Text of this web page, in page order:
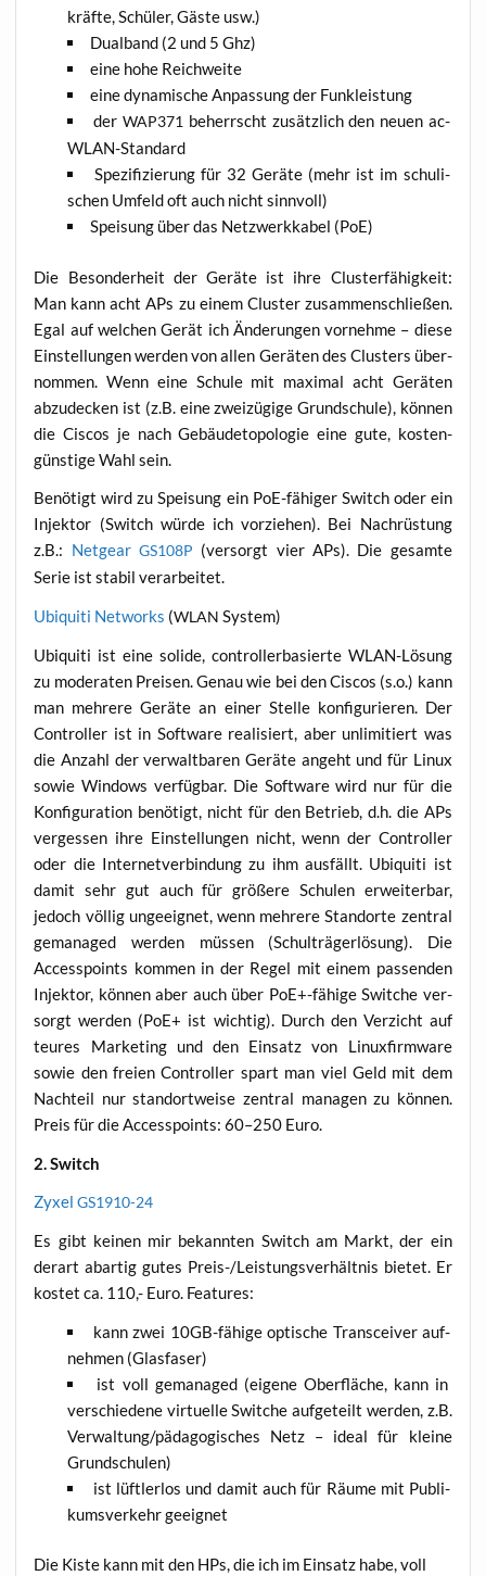
kräf­te, Schü­ler, Gäs­te usw.)
Dual­band (2 und 5 Ghz)
eine hohe Reichweite
eine dyna­mi­sche Anpas­sung der Funkleistung
derWAP371 beherrscht zusätz­lich den neu­en ac-
WLAN-Standard
Spe­zi­fi­zie­rung für 32 Gerä­te (mehr ist im schu­li­
schen Umfeld oft auch nicht sinnvoll)
Spei­sung über das Netz­werk­ka­bel (PoE)
Die Beson­der­heit der Gerä­te ist ihre Clust­er­fä­hig­keit:
Man kann acht APs zu einem Clus­ter zusam­men­schlie­ßen.
Egal auf wel­chen Gerät ich Ände­run­gen vor­neh­me – die­se
Ein­stel­lun­gen wer­den von allen Gerä­ten des Clus­ters über­
nom­men. Wenn eine Schu­le mit maxi­mal acht Gerä­ten
abzu­de­cken ist (z.B. eine zwei­zü­gi­ge Grund­schu­le), kön­nen
die Cis­cos je nach Gebäu­de­to­po­lo­gie eine gute, kos­ten­
güns­ti­ge Wahl sein.
Benö­tigt wird zu Spei­sung ein PoE-fähi­ger Switch oder ein
Injek­tor (Switch wür­de ich vor­zie­hen). Bei Nach­rüs­tung
z.B.: Net­gearGS108P (ver­sorgt vier APs). Die gesam­te
Serie ist sta­bil verarbeitet.
Ubi­qui­ti Net­works (WLAN System)
Ubi­qui­ti ist eine soli­de, con­trol­ler­ba­sier­te WLAN-Lösung
zu mode­ra­ten Prei­sen. Genau wie bei den Cis­cos (s.o.) kann
man meh­re­re Gerä­te an einer Stel­le kon­fi­gu­rie­ren. Der
Con­trol­ler ist in Soft­ware rea­li­siert, aber unli­mi­tiert was
die Anzahl der ver­walt­ba­ren Gerä­te angeht und für Linux
sowie Win­dows ver­füg­bar. Die Soft­ware wird nur für die
Kon­fi­gu­ra­ti­on benö­tigt, nicht für den Betrieb, d.h. die APs
ver­ges­sen ihre Ein­stel­lun­gen nicht, wenn der Con­trol­ler
oder die Inter­net­ver­bin­dung zu ihm aus­fällt. Ubi­qui­ti ist
damit sehr gut auch für grö­ße­re Schu­len erwei­ter­bar,
jedoch völ­lig unge­eig­net, wenn meh­re­re Stand­or­te zen­tral
gema­na­ged wer­den müs­sen (Schul­trä­ger­lö­sung). Die
Acces­s­points kom­men in der Regel mit einem pas­sen­den
Injek­tor, kön­nen aber auch über PoE+-fähige Swit­che ver­
sorgt wer­den (PoE+ ist wich­tig). Durch den Ver­zicht auf
teu­res Mar­ke­ting und den Ein­satz von Linux­firm­ware
sowie den frei­en Con­trol­ler spart man viel Geld mit dem
Nach­teil nur stand­ort­wei­se zen­tral mana­gen zu kön­nen.
Preis für die Acces­s­points: 60–250 Euro.
2. Switch
ZyxelGS1910-24
Es gibt kei­nen mir bekann­ten Switch am Markt, der ein
der­art abar­tig gutes Preis-/Leis­tungs­ver­hält­nis bie­tet. Er
kos­tet ca. 110,- Euro. Features:
kann zwei 10GB-fähi­ge opti­sche Trans­cei­ver auf­
neh­men (Glas­fa­ser)
ist voll gema­na­ged (eige­ne Ober­flä­che, kann in
ver­schie­de­ne vir­tu­el­le Swit­che auf­ge­teilt wer­den, z.B.
Verwaltung/pädagogisches Netz – ide­al für klei­ne
Grundschulen)
ist lüft­ler­los und damit auch für Räu­me mit Publi­
kums­ver­kehr geeignet
Die Kis­te kann mit den HPs, die ich im Ein­satz habe, voll